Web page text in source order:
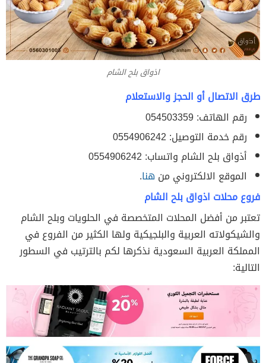
اذواق بلح الشام
طرق الاتصال أو الحجز والاستعلام
رقم الهاتف: 054503359
رقم خدمة التوصيل: 0554906242
أذواق بلح الشام واتساب: 0554906242
الموقع الالكتروني من هنا.
فروع محلات اذواق بلح الشام
تعتبر من أفضل المحلات المتخصصة في الحلويات وبلح الشام
والشيكولاته العربية والبلجيكية ولها الكثير من الفروع في
المملكة العربية السعودية نذكرها لكم بالترتيب في السطور
التالية: